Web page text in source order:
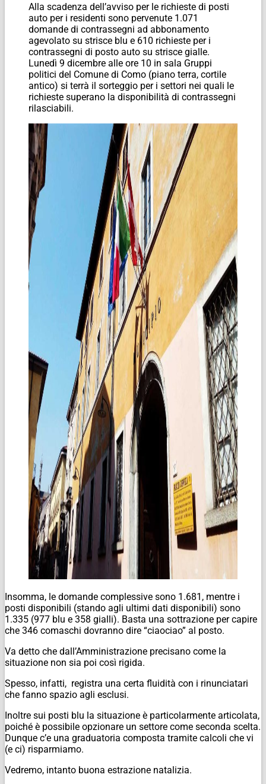
Alla scadenza dell’avviso per le richieste di posti
auto per i residenti sono pervenute 1.071
domande di contrassegni ad abbonamento
agevolato su strisce blu e 610 richieste per i
contrassegni di posto auto su strisce gialle.
Lunedì 9 dicembre alle ore 10 in sala Gruppi
politici del Comune di Como (piano terra, cortile
antico) si terrà il sorteggio per i settori nei quali le
richieste superano la disponibilità di contrassegni
rilasciabili.
Insomma, le domande complessive sono 1.681, mentre i
posti disponibili (stando agli ultimi dati disponibili) sono
1.335 (977 blu e 358 gialli). Basta una sottrazione per capire
che 346 comaschi dovranno dire “ciaociao” al posto.
Va detto che dall’Amministrazione precisano come la
situazione non sia poi così rigida.
Spesso, infatti, registra una certa fluidità con i rinunciatari
che fanno spazio agli esclusi.
Inoltre sui posti blu la situazione è particolarmente articolata,
poiché è possibile opzionare un settore come seconda scelta.
Dunque c’e una graduatoria composta tramite calcoli che vi
(e ci) risparmiamo.
Vedremo, intanto buona estrazione natalizia.